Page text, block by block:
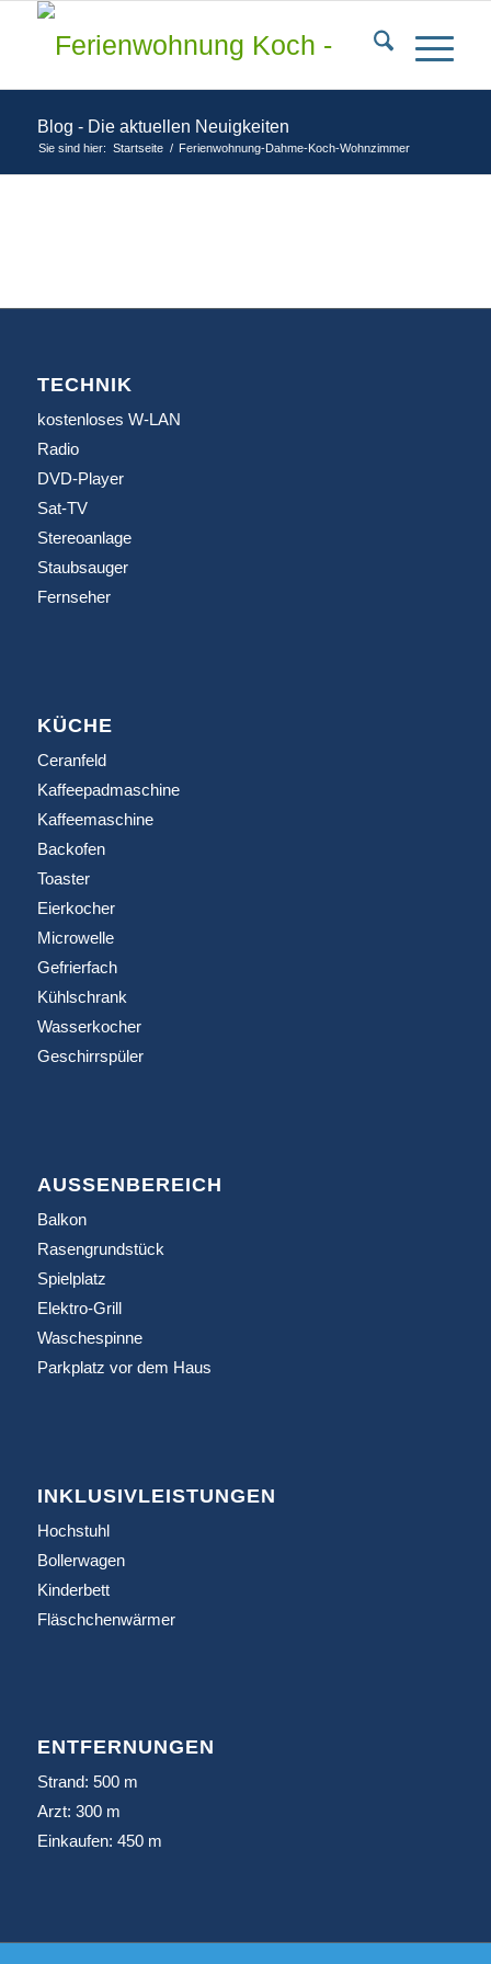
Blog - Die aktuellen Neuigkeiten
Sie sind hier: Startseite / Ferienwohnung-Dahme-Koch-Wohnzimmer
TECHNIK
kostenloses W-LAN
Radio
DVD-Player
Sat-TV
Stereoanlage
Staubsauger
Fernseher
KÜCHE
Ceranfeld
Kaffeepadmaschine
Kaffeemaschine
Backofen
Toaster
Eierkocher
Microwelle
Gefrierfach
Kühlschrank
Wasserkocher
Geschirrspüler
AUSSENBEREICH
Balkon
Rasengrundstück
Spielplatz
Elektro-Grill
Waschespinne
Parkplatz vor dem Haus
INKLUSIVLEISTUNGEN
Hochstuhl
Bollerwagen
Kinderbett
Fläschchenwärmer
ENTFERNUNGEN
Strand: 500 m
Arzt: 300 m
Einkaufen: 450 m